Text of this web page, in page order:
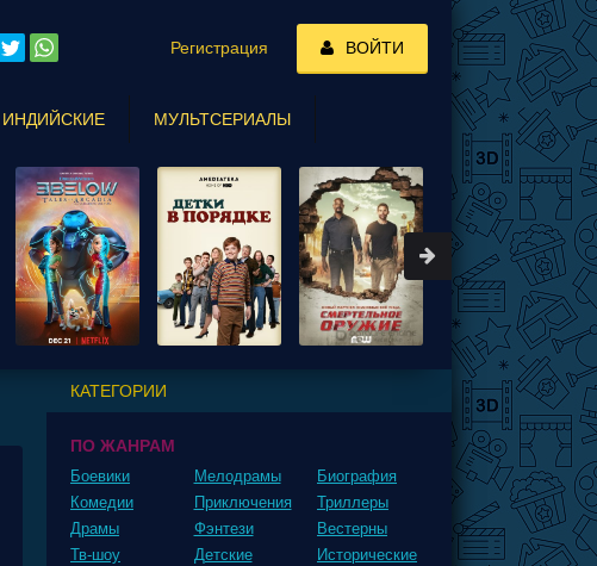
КАТЕГОРИИ
ПО ЖАНРАМ
Боевики
Комедии
Драмы
Мелодрамы
Приключения
Фэнтези
Биография
Триллеры
Вестерны
Тв-шоу
Детские
Исторические
Регистрация ВОЙТИ
ИНДИЙСКИЕ МУЛЬТСЕРИАЛЫ